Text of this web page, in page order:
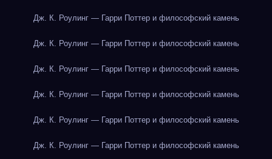
Дж. К. Роулинг — Гарри Поттер и философский камень
Дж. К. Роулинг — Гарри Поттер и философский камень
Дж. К. Роулинг — Гарри Поттер и философский камень
Дж. К. Роулинг — Гарри Поттер и философский камень
Дж. К. Роулинг — Гарри Поттер и философский камень
Дж. К. Роулинг — Гарри Поттер и философский камень